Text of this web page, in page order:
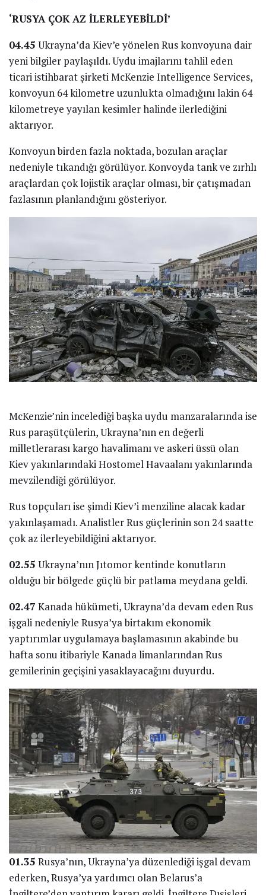
‘RUSYA ÇOK AZ İLERLEYEBİLDİ’
04.45 Ukrayna’da Kiev’e yönelen Rus konvoyuna dair
yeni bilgiler paylaşıldı. Uydu imajlarını tahlil eden
ticari istihbarat şirketi McKenzie Intelligence Services,
konvoyun 64 kilometre uzunlukta olmadığını lakin 64
kilometreye yayılan kesimler halinde ilerlediğini
aktarıyor.
Konvoyun birden fazla noktada, bozulan araçlar
nedeniyle tıkandığı görülüyor. Konvoyda tank ve zırhlı
araçlardan çok lojistik araçlar olması, bir çatışmadan
fazlasının planlandığını gösteriyor.
McKenzie’nin incelediği başka uydu manzaralarında ise
Rus paraşütçülerin, Ukrayna’nın en değerli
milletlerarası kargo havalimanı ve askeri üssü olan
Kiev yakınlarındaki Hostomel Havaalanı yakınlarında
mevzilendiği görülüyor.
Rus topçuları ise şimdi Kiev’i menziline alacak kadar
yakınlaşamadı. Analistler Rus güçlerinin son 24 saatte
çok az ilerleyebildiğini aktarıyor.
02.55 Ukrayna’nın Jıtomor kentinde konutların
olduğu bir bölgede güçlü bir patlama meydana geldi.
02.47 Kanada hükümeti, Ukrayna’da devam eden Rus
işgali nedeniyle Rusya’ya birtakım ekonomik
yaptırımlar uygulamaya başlamasının akabinde bu
hafta sonu itibariyle Kanada limanlarından Rus
gemilerinin geçişini yasaklayacağını duyurdu.
01.35 Rusya’nın, Ukrayna’ya düzenlediği işgal devam
ederken, Rusya’ya yardımcı olan Belarus’a